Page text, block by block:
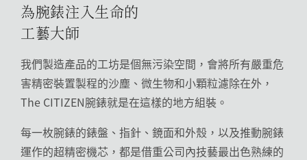
為腕錶注入生命的
工藝大師
我們製造產品的工坊是個無污染空間，會將所有嚴重危
害精密裝置製程的沙塵、微生物和小顆粒濾除在外，
The CITIZEN腕錶就是在這樣的地方組裝。
每一枚腕錶的錶盤、指針、鏡面和外殼，以及推動腕錶
運作的超精密機芯，都是借重公司內技藝最出色熟練的